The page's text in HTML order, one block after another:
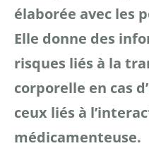
élaborée avec les
Elle donne des
risques liés à la
corporelle en cas
ceux liés à
médicamenteuse.